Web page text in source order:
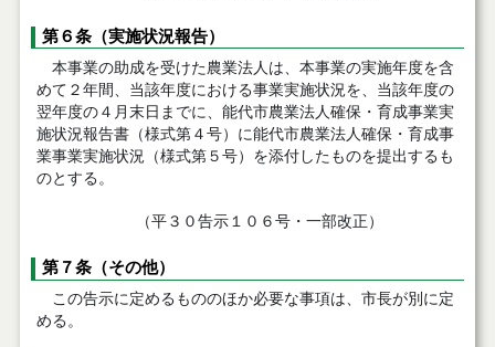
第６条（実施状況報告）
本事業の助成を受けた農業法人は、本事業の実施年度を含
めて２年間、当該年度における事業実施状況を、当該年度の
翌年度の４月末日までに、能代市農業法人確保・育成事業実
施状況報告書（様式第４号）に能代市農業法人確保・育成事
業事業実施状況（様式第５号）を添付したものを提出するも
のとする。
（平３０告示１０６号・一部改正）
第７条（その他）
この告示に定めるもののほか必要な事項は、市長が別に定
める。